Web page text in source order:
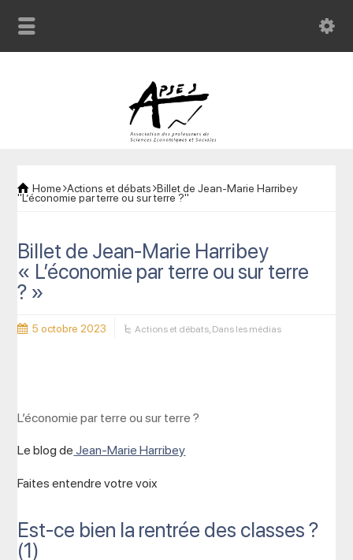
Home Actions et débats Billet de Jean-Marie Harribey
"L’économie par terre ou sur terre ?"
Billet de Jean-Marie Harribey
« L’économie par terre ou sur terre
? »
5 octobre 2023 Actions et débats, Dans les médias
L’économie par terre ou sur terre ?
Le blog de Jean-Marie Harribey
Faites entendre votre voix
Est-ce bien la rentrée des classes ?
(1)